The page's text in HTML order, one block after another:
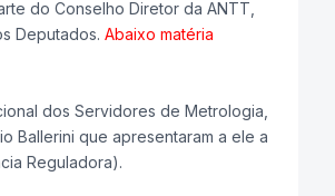
do Conselho Diretor da ANTT,
Deputados. Abaixo matéria
dos Servidores de Metrologia,
Ballerini que apresentaram a ele a
Reguladora).